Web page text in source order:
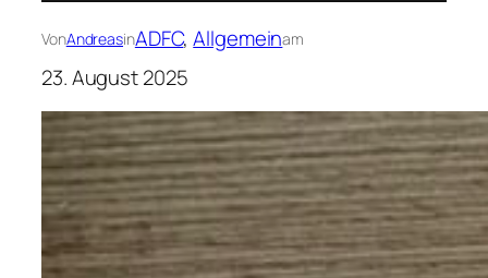
VonAndreasinADFC, Allgemeinam
23. August 2025